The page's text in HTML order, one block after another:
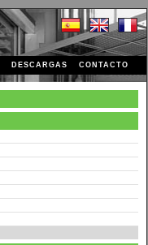
DESCARGAS CONTACTO